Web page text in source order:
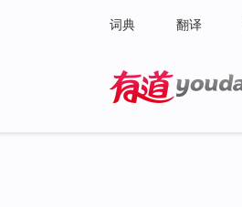
词典 翻译